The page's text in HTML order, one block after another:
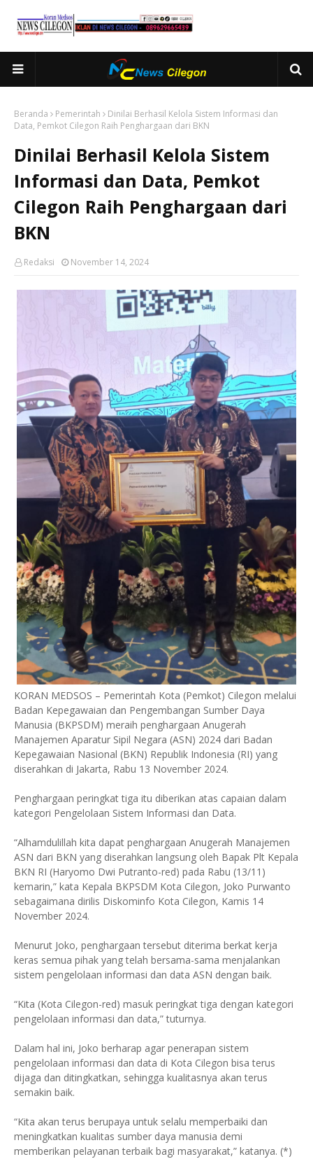
Beranda Pemerintah
Dinilai Berhasil Kelola Sistem Informasi dan
Data, Pemkot Cilegon Raih Penghargaan dari BKN
Dinilai Berhasil Kelola Sistem
Informasi dan Data, Pemkot
Cilegon Raih Penghargaan dari
BKN
Redaksi November 14, 2024
KORAN MEDSOS – Pemerintah Kota (Pemkot) Cilegon melalui
Badan Kepegawaian dan Pengembangan Sumber Daya
Manusia (BKPSDM) meraih penghargaan Anugerah
Manajemen Aparatur Sipil Negara (ASN) 2024 dari Badan
Kepegawaian Nasional (BKN) Republik Indonesia (RI) yang
diserahkan di Jakarta, Rabu 13 November 2024.
Penghargaan peringkat tiga itu diberikan atas capaian dalam
kategori Pengelolaan Sistem Informasi dan Data.
“Alhamdulillah kita dapat penghargaan Anugerah Manajemen
ASN dari BKN yang diserahkan langsung oleh Bapak Plt Kepala
BKN RI (Haryomo Dwi Putranto-red) pada Rabu (13/11)
kemarin,” kata Kepala BKPSDM Kota Cilegon, Joko Purwanto
sebagaimana dirilis Diskominfo Kota Cilegon, Kamis 14
November 2024.
Menurut Joko, penghargaan tersebut diterima berkat kerja
keras semua pihak yang telah bersama-sama menjalankan
sistem pengelolaan informasi dan data ASN dengan baik.
“Kita (Kota Cilegon-red) masuk peringkat tiga dengan kategori
pengelolaan informasi dan data,” tuturnya.
Dalam hal ini, Joko berharap agar penerapan sistem
pengelolaan informasi dan data di Kota Cilegon bisa terus
dijaga dan ditingkatkan, sehingga kualitasnya akan terus
semakin baik.
“Kita akan terus berupaya untuk selalu memperbaiki dan
meningkatkan kualitas sumber daya manusia demi
memberikan pelayanan terbaik bagi masyarakat,” katanya. (*)